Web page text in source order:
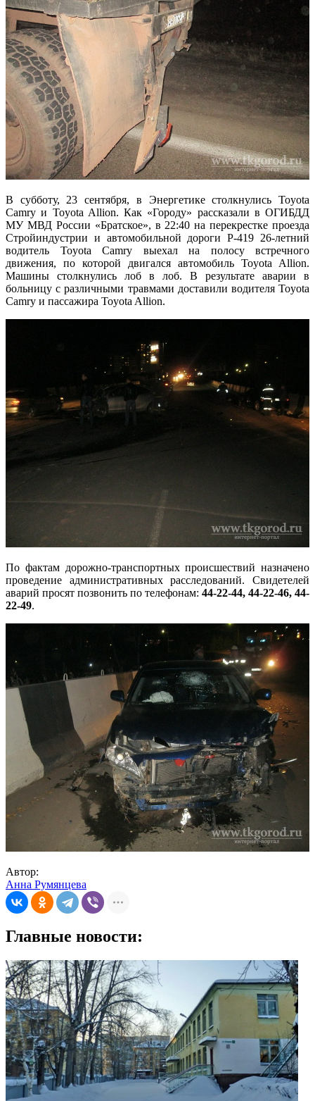
В субботу, 23 сентября, в Энергетике столкнулись Toyota
Camry и Toyota Allion. Как «Городу» рассказали в ОГИБДД
МУ МВД России «Братское», в 22:40 на перекрестке проезда
Стройиндустрии и автомобильной дороги Р-419 26-летний
водитель Toyota Camry выехал на полосу встречного
движения, по которой двигался автомобиль Toyota Allion.
Машины столкнулись лоб в лоб. В результате аварии в
больницу с различными травмами доставили водителя Toyota
Camry и пассажира Toyota Allion.
По фактам дорожно-транспортных происшествий назначено
проведение административных расследований. Свидетелей
аварий просят позвонить по телефонам: 44-22-44, 44-22-46, 44-
22-49.
Автор:
Анна Румянцева
Главные новости: